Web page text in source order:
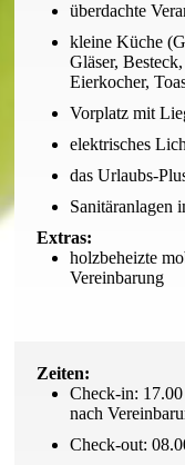
überdachte
kleine Küche
Gläser,
Eierkocher,
Vorplatz mit
elektrisches
das Urlaubs-
Sanitäranlagen
Extras:
holzbeheizte
Vereinbarung
Zeiten:
Check-in:
nach
Check-out: